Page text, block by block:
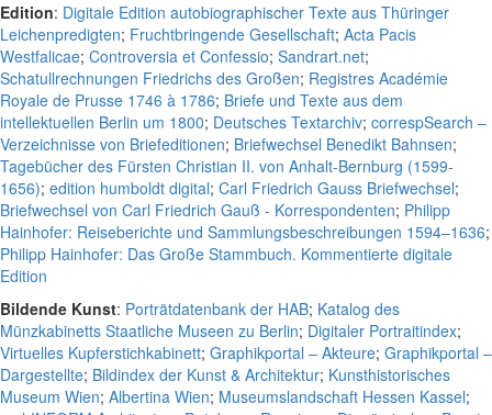
Edition: Digitale Edition autobiographischer Texte aus Thüringer
Leichenpredigten; Fruchtbringende Gesellschaft; Acta Pacis
Westfalicae; Controversia et Confessio; Sandrart.net;
Schatullrechnungen Friedrichs des Großen; Registres Académie
Royale de Prusse 1746 à 1786; Briefe und Texte aus dem
intellektuellen Berlin um 1800; Deutsches Textarchiv; correspSearch –
Verzeichnisse von Briefeditionen; Briefwechsel Benedikt Bahnsen;
Tagebücher des Fürsten Christian II. von Anhalt-Bernburg (1599-
1656); edition humboldt digital; Carl Friedrich Gauss Briefwechsel;
Briefwechsel von Carl Friedrich Gauß - Korrespondenten; Philipp
Hainhofer: Reiseberichte und Sammlungsbeschreibungen 1594–1636;
Philipp Hainhofer: Das Große Stammbuch. Kommentierte digitale
Edition
Bildende Kunst: Porträtdatenbank der HAB; Katalog des
Münzkabinetts Staatliche Museen zu Berlin; Digitaler Portraitindex;
Virtuelles Kupferstichkabinett; Graphikportal – Akteure; Graphikportal –
Dargestellte; Bildindex der Kunst & Architektur; Kunsthistorisches
Museum Wien; Albertina Wien; Museumslandschaft Hessen Kassel;